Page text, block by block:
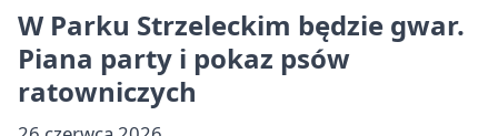
W Parku Strzeleckim będzie gwar.
Piana party i pokaz psów
ratowniczych